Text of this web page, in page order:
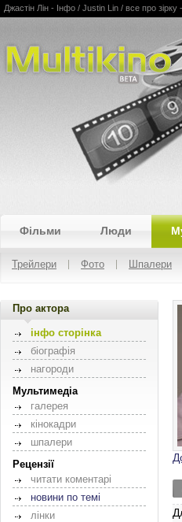
Multikino
Джастін Лін - Інфо / Justin Lin / все про зірку
Фільми Люди
Трейлери Фото Шпалери
Про актора
інфо сторінка
біографія
нагороди
Мультимедіа
галерея
кінокадри
шпалери
Рецензії
читати коментарі
новини по темі
лінки